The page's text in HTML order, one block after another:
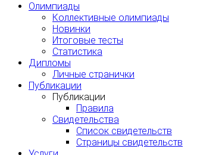
Олимпиады
Коллективные олимпиады
Новинки
Итоговые тесты
Статистика
Дипломы
Личные странички
Публикации
Публикации
Правила
Свидетельства
Список свидетельств
Страницы свидетельств